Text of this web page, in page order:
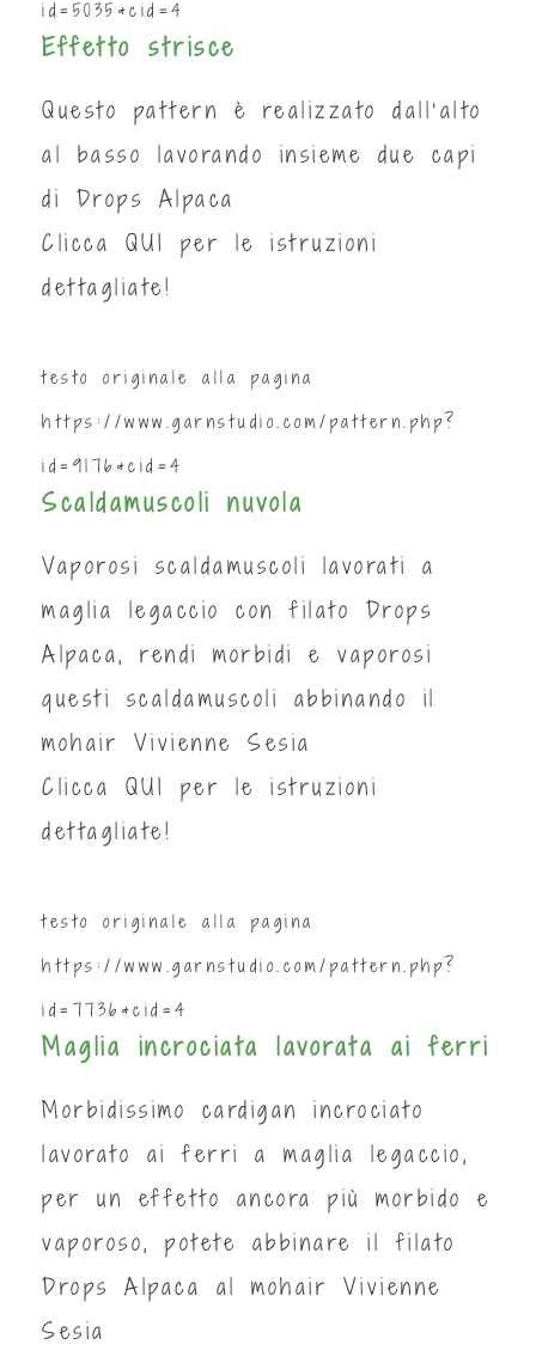
id=5035&cid=4
Effetto strisce
Questo pattern è realizzato dall'alto
al basso lavorando insieme due capi
di Drops Alpaca
Clicca QUI
per le istruzioni
dettagliate!
testo originale alla pagina
https://www.garnstudio.com/pattern.php?
id=9176&cid=4
Scaldamuscoli nuvola
Vaporosi scaldamuscoli lavorati a
maglia legaccio con filato Drops
Alpaca, rendi morbidi e vaporosi
questi scaldamuscoli abbinando il
mohair Vivienne Sesia
Clicca QUI
per le istruzioni
dettagliate!
testo originale alla pagina
https://www.garnstudio.com/pattern.php?
id=7736&cid=4
Maglia incrociata lavorata ai ferri
Morbidissimo cardigan incrociato
lavorato ai ferri a maglia legaccio,
per un effetto ancora più morbido e
vaporoso, potete abbinare il filato
Drops Alpaca al mohair Vivienne
Sesia